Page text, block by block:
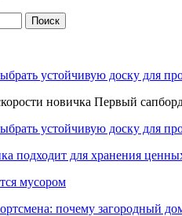
устойчивую доску для
новичка Первый
устойчивую доску для
подходит для хранения
мусором
почему загородный